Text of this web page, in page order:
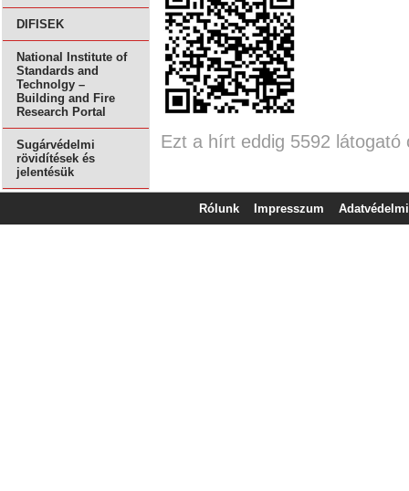
DIFISEK
National Institute of
Standards and
Technolgy –
Building and Fire
Research Portal
Sugárvédelmi
rövidítések és
jelentésük
Ezt a hírt eddig 5592 látogató
Rólunk Impresszum